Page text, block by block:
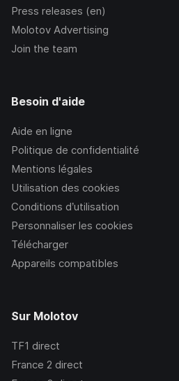
Press releases (en)
Molotov Advertising
Join the team
Besoin d'aide
Aide en ligne
Politique de confidentialité
Mentions légales
Utilisation des cookies
Conditions d’utilisation
Personnaliser les cookies
Télécharger
Appareils compatibles
Sur Molotov
TF1 direct
France 2 direct